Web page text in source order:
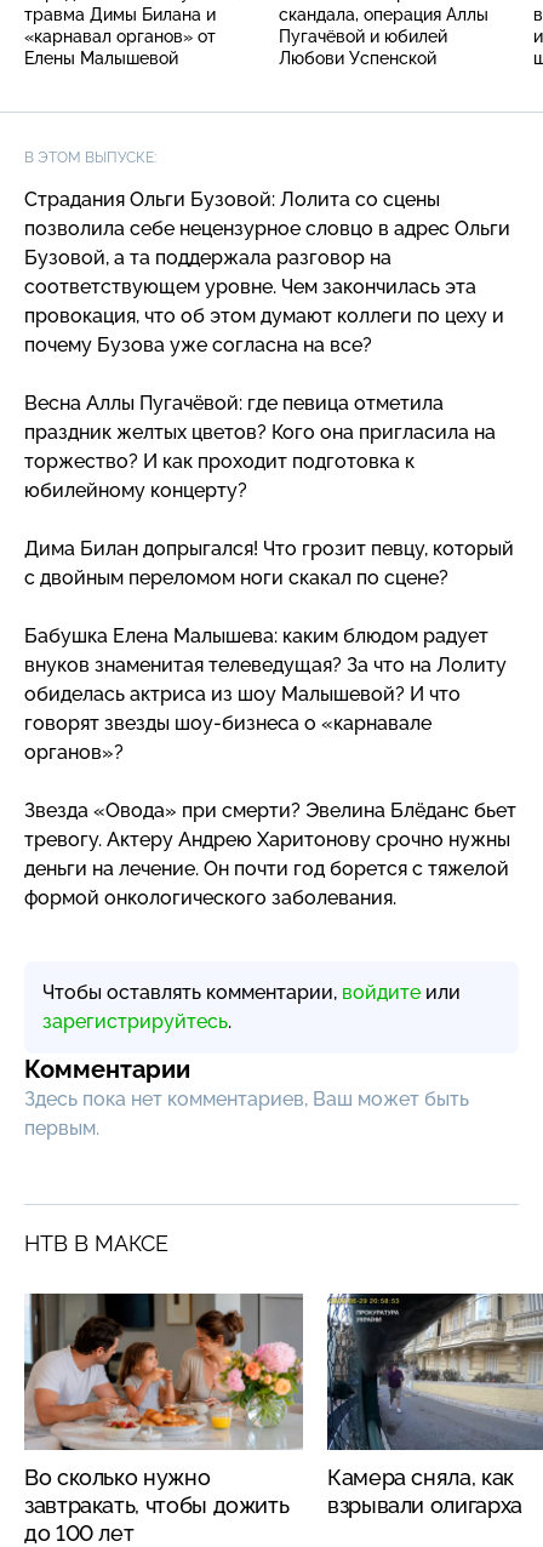
травма Димы Билана и
«карнавал органов» от
Елены Малышевой
скандала, операция Аллы
Пугачёвой и юбилей
Любови Успенской
В ЭТОМ ВЫПУСКЕ:
Страдания Ольги Бузовой: Лолита со сцены
позволила себе нецензурное словцо в адрес Ольги
Бузовой, а та поддержала разговор на
соответствующем уровне. Чем закончилась эта
провокация, что об этом думают коллеги по цеху и
почему Бузова уже согласна на все?
Весна Аллы Пугачёвой: где певица отметила
праздник желтых цветов? Кого она пригласила на
торжество? И как проходит подготовка к
юбилейному концерту?
Дима Билан допрыгался! Что грозит певцу, который
с двойным переломом ноги скакал по сцене?
Бабушка Елена Малышева: каким блюдом радует
внуков знаменитая телеведущая? За что на Лолиту
обиделась актриса из шоу Малышевой? И что
говорят звезды шоу-бизнеса о «карнавале
органов»?
Звезда «Овода» при смерти? Эвелина Блёданс бьет
тревогу. Актеру Андрею Харитонову срочно нужны
деньги на лечение. Он почти год борется с тяжелой
формой онкологического заболевания.
Чтобы оставлять комментарии, войдите или
зарегистрируйтесь.
Комментарии
Здесь пока нет комментариев, Ваш может быть
первым.
НТВ В МАКСЕ
Во сколько нужно
завтракать, чтобы дожить
до 100 лет
Камера сняла, как
взрывали олигарха